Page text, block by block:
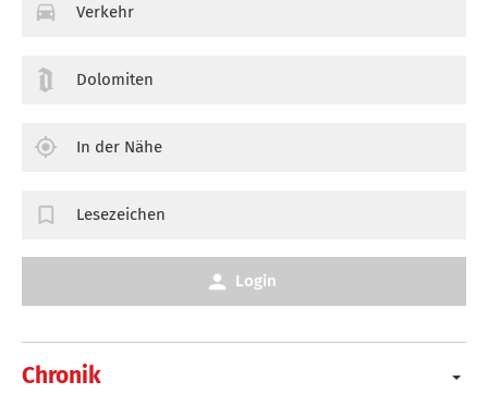
Chronik
Verkehr
Dolomiten
In der Nähe
Lesezeichen
Login